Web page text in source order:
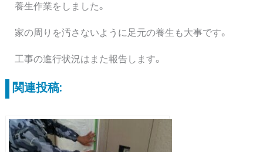
養生作業をしました。
家の周りを汚さないように足元の養生も大事です。
工事の進行状況はまた報告します。
関連投稿: